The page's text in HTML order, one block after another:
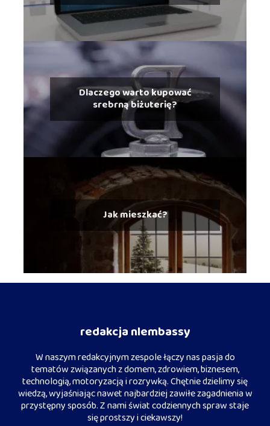
Dlaczego warto kupować
srebrną biżuterię?
Jak mieszkać?
redakcja nlembassy
W naszym redakcyjnym zespole łączy nas pasja do
tematów związanych z domem, zdrowiem, biznesem,
technologią, motoryzacją i rozrywką. Chętnie dzielimy się
wiedzą, wyjaśniając nawet najbardziej zawiłe zagadnienia w
przystępny sposób. Z nami świat codziennych spraw staje
się prostszy i ciekawszy!